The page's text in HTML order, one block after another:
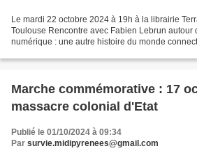
Le mardi 22 octobre 2024 à 19h à la librairie
Toulouse Rencontre avec Fabien Lebrun autour
numérique : une autre histoire du monde
Marche commémorative : 17
massacre colonial d'Etat
Publié le 01/10/2024 à 09:34
Par survie.midipyrenees@gmail.com